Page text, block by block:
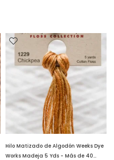
Hilo Matizado de Algodón Weeks Dye
Works Madeja 5 Yds - Más de 40